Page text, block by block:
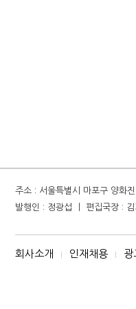
주소 : 서울특별시 마포구 양화
발행인 : 정광섭 ㅣ 편집국장 :
회사소개 I 인재채용 I 광